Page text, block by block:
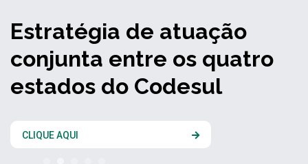
Estratégia de atuação
conjunta entre os quatro
estados do Codesul
CLIQUE AQUI